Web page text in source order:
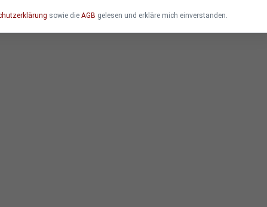
sowie die AGB gelesen und erkläre mich einverstanden.